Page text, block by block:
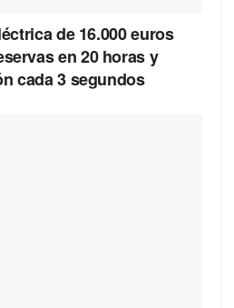
de 16.000 euros
en 20 horas y
cada 3 segundos